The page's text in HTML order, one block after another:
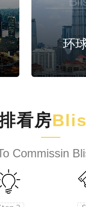
环
看房
Commissin